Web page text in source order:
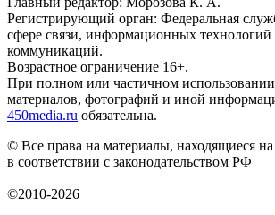
Регистрирующий орган: Федеральная
сфере связи, информационных
коммуникаций.
Возрастное ограничение 16+.
При полном или частичном
материалов, фотографий и иной
450media.ru обязательна.
© Все права на материалы, находящиеся на
в соответствии с законодательством РФ
©2010-2026